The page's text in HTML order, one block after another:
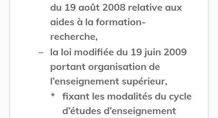
du 19 août 2008 relative aux
aides à la formation-
recherche,
– la loi modifiée du 19 juin 2009
portant organisation de
l’enseignement supérieur,
* fixant les modalités du cycle
d’études d’enseignement